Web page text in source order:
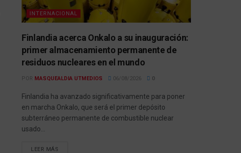
INTERNACIONAL
Finlandia acerca Onkalo a su inauguración:
primer almacenamiento permanente de
residuos nucleares en el mundo
POR MASQUEALDIA UTMEDIOS 06/08/2026 0
Finlandia ha avanzado significativamente para poner
en marcha Onkalo, que será el primer depósito
subterráneo permanente de combustible nuclear
usado...
LEER MÁS